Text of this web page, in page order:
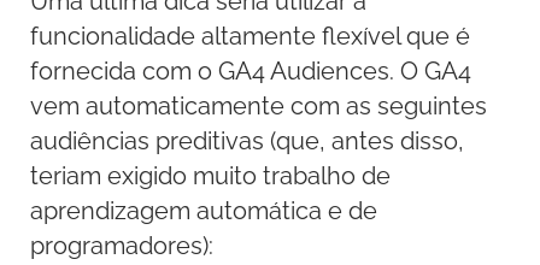
funcionalidade altamente flexível que é
fornecida com o GA4 Audiences. O GA4
vem automaticamente com as seguintes
audiências preditivas (que, antes disso,
teriam exigido muito trabalho de
aprendizagem automática e de
programadores):